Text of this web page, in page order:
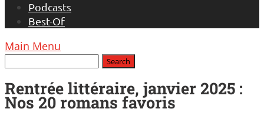
Podcasts
Best-Of
Main Menu
Rentrée littéraire, janvier 2025 :
Nos 20 romans favoris